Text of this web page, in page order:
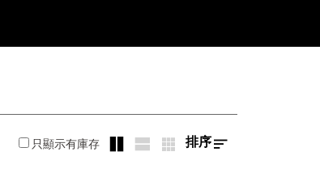
只顯示有庫存 排序